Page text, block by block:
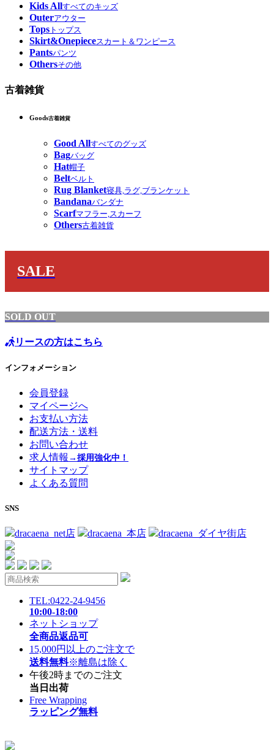
Kids Allすべてのキッズ
Outerアウター
Tops トップス
Skirt&Onepieceスカート＆ワンピース
Pantsパンツ
Othersその他
古着雑貨
Goods古着雑貨
Good Allすべてのグッズ
Bagバッグ
Hat帽子
Beltベルト
Rug Blanket寝具,ラグ,ブランケット
Bandanaバンダナ
Scarfマフラー,スカーフ
Others古着雑貨
SALE
SOLD OUT
リースの方はこちら
インフォメーション
会員登録
マイページへ
お支払い方法
配送方法・送料
お問い合わせ
求人情報 →採用強化中！
サイトマップ
よくある質問
SNS
dracaena_net店 dracaena_本店 dracaena_ダイヤ街店
TEL:0422-24-9456
10:00-18:00
ネットショップ
全商品返品可
15,000円以上のご注文で
送料無料※離島は除く
午後2時までのご注文
当日出荷
Free Wrapping
ラッピング無料